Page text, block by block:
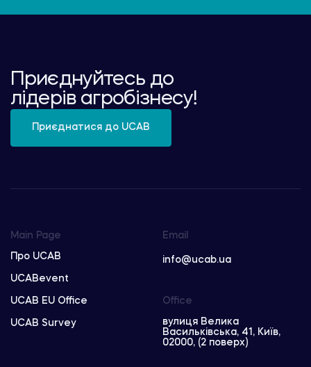
Приєднуйтесь до
лідерів агробізнесу!
Приєднатися до UCAB
Main Page
Про UCAB
UCABevent
UCAB EU Office
UCAB Survey
Email
info@ucab.ua
Office
вулиця Велика
Васильківська, 41, Київ,
02000, (2 поверх)